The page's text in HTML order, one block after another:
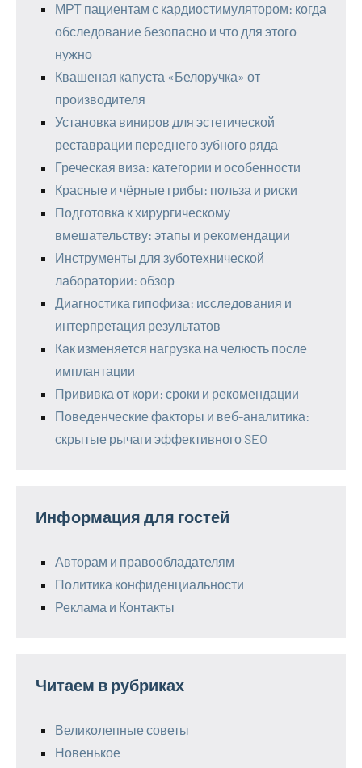
МРТ пациентам с кардиостимулятором: когда
обследование безопасно и что для этого
нужно
Квашеная капуста «Белоручка» от
производителя
Установка виниров для эстетической
реставрации переднего зубного ряда
Греческая виза: категории и особенности
Красные и чёрные грибы: польза и риски
Подготовка к хирургическому
вмешательству: этапы и рекомендации
Инструменты для зуботехнической
лаборатории: обзор
Диагностика гипофиза: исследования и
интерпретация результатов
Как изменяется нагрузка на челюсть после
имплантации
Прививка от кори: сроки и рекомендации
Поведенческие факторы и веб-аналитика:
скрытые рычаги эффективного SEO
Информация для гостей
Авторам и правообладателям
Политика конфиденциальности
Реклама и Контакты
Читаем в рубриках
Великолепные советы
Новенькое